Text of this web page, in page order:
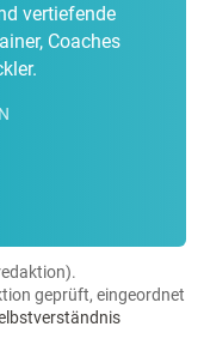
vertiefende
Coaches
geprüft, eingeordnet